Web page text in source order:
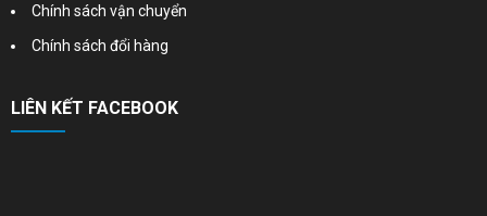
Chính sách vận chuyển
Chính sách đổi hàng
LIÊN KẾT FACEBOOK